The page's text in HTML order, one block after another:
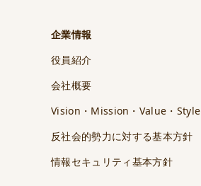
企業情報
役員紹介
会社概要
Vision・Mission・Value・Style
反社会的勢力に対する基本方針
情報セキュリティ基本方針